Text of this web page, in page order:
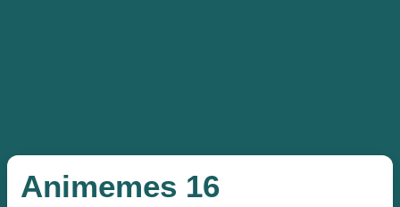
Animemes 16